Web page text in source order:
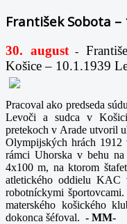
František Sobota
30. august-
Košice – 10.1.1939
Pracoval ako predseda
Levoči a sudca v
pretekoch v Arade utvoril
Olympijských hrách 1912
rámci Uhorska v behu
4x100 m, na ktorom
atletického oddielu KAC
robotníckymi
materského košického
dokonca šéfoval. - MM-